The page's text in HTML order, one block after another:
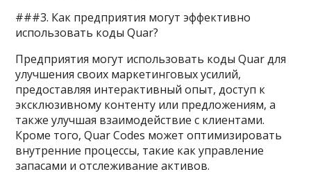
###3. Как предприятия могут эффективно
использовать коды Quar?
Предприятия могут использовать коды Quar для
улучшения своих маркетинговых усилий,
предоставляя интерактивный опыт, доступ к
эксклюзивному контенту или предложениям, а
также улучшая взаимодействие с клиентами.
Кроме того, Quar Codes может оптимизировать
внутренние процессы, такие как управление
запасами и отслеживание активов.